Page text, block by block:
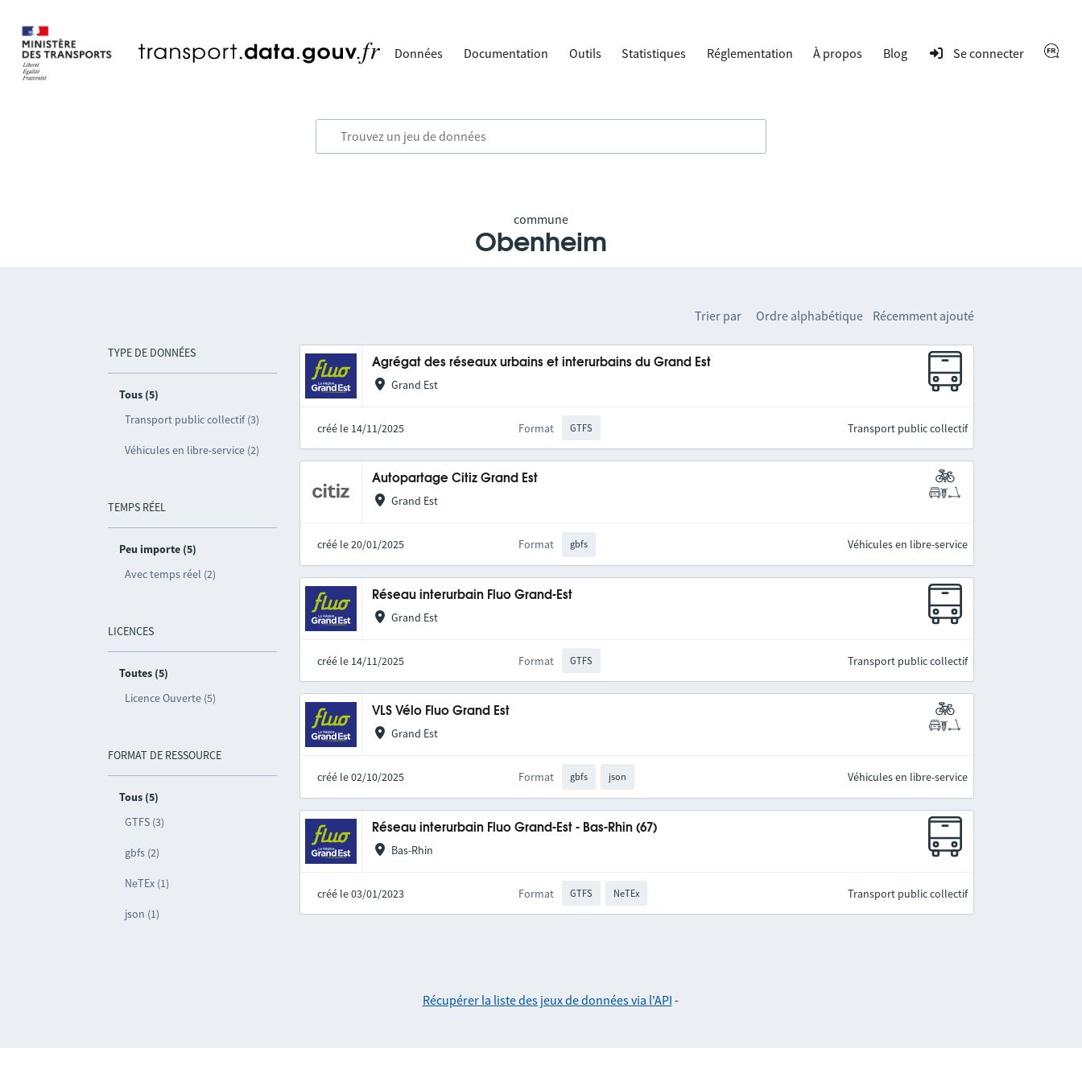
Données Documentation Outils Statistiques Réglementation À propos Blog Se connecter
commune
Obenheim
TYPE DE DONNÉES
Tous (5)
Transport public collectif (3)
Véhicules en libre-service (2)
TEMPS RÉEL
Peu importe (5)
Avec temps réel (2)
LICENCES
Toutes (5)
Licence Ouverte (5)
FORMAT DE RESSOURCE
Tous (5)
GTFS (3)
gbfs (2)
NeTEx (1)
json (1)
Trier par Ordre alphabétique Récemment ajouté
Agrégat des réseaux urbains et interurbains du Grand Est
Grand Est
créé le 14/11/2025 Format GTFS Transport public collectif
Autopartage Citiz Grand Est
Grand Est
créé le 20/01/2025 Format gbfs Véhicules en libre-service
Réseau interurbain Fluo Grand-Est
Grand Est
créé le 14/11/2025 Format GTFS Transport public collectif
VLS Vélo Fluo Grand Est
Grand Est
créé le 02/10/2025 Format gbfs json Véhicules en libre-service
Réseau interurbain Fluo Grand-Est - Bas-Rhin (67)
Bas-Rhin
créé le 03/01/2023 Format GTFS NeTEx Transport public collectif
Récupérer la liste des jeux de données via l'API -